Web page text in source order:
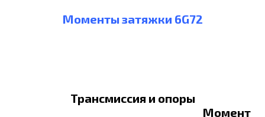
Моменты затяжки 6G72
Трансмиссия и опоры
Момент